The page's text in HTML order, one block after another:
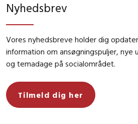
Nyhedsbrev
Vores nyhedsbreve holder dig
information om ansøgningspuljer, nye
og temadage på socialområdet.
Tilmeld dig her